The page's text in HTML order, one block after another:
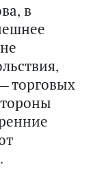
в
торговых